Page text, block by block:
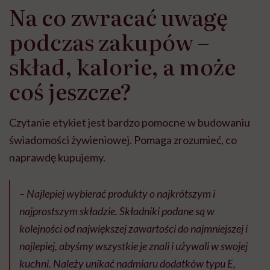
Na co zwracać uwagę
podczas zakupów –
skład, kalorie, a może
coś jeszcze?
Czytanie etykiet jest bardzo pomocne w budowaniu
świadomości żywieniowej. Pomaga zrozumieć, co
naprawdę kupujemy.
– Najlepiej wybierać produkty o najkrótszym i
najprostszym składzie. Składniki podane są w
kolejności od największej zawartości do najmniejszej i
najlepiej, abyśmy wszystkie je znali i używali w swojej
kuchni. Należy unikać nadmiaru dodatków typu E,